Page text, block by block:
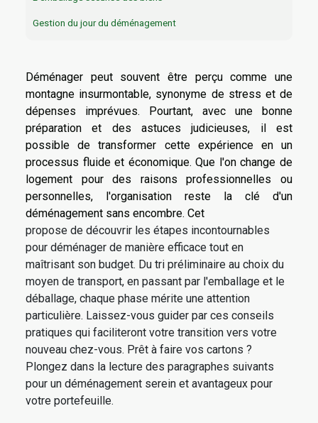
Gestion du jour du déménagement
Déménager peut souvent être perçu comme une
montagne insurmontable, synonyme de stress et de
dépenses imprévues. Pourtant, avec une bonne
préparation et des astuces judicieuses, il est
possible de transformer cette expérience en un
processus fluide et économique. Que l'on change de
logement pour des raisons professionnelles ou
personnelles, l'organisation reste la clé d'un
déménagement sans encombre. Cet
propose de découvrir les étapes incontournables
pour déménager de manière efficace tout en
maîtrisant son budget. Du tri préliminaire au choix du
moyen de transport, en passant par l'emballage et le
déballage, chaque phase mérite une attention
particulière. Laissez-vous guider par ces conseils
pratiques qui faciliteront votre transition vers votre
nouveau chez-vous. Prêt à faire vos cartons ?
Plongez dans la lecture des paragraphes suivants
pour un déménagement serein et avantageux pour
votre portefeuille.